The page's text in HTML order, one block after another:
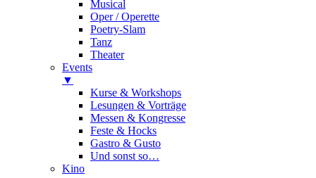
Musical
Oper / Operette
Poetry-Slam
Tanz
Theater
Events
▼
Kurse & Workshops
Lesungen & Vorträge
Messen & Kongresse
Feste & Hocks
Gastro & Gusto
Und sonst so…
Kino